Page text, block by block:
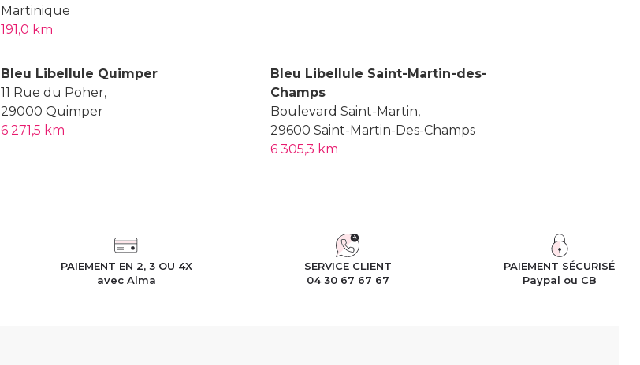
Martinique
191,0 km
Bleu Libellule Quimper
11 Rue du Poher,
29000 Quimper
6 271,5 km
Bleu Libellule Saint-Martin-des-
Champs
Boulevard Saint-Martin,
29600 Saint-Martin-Des-Champs
6 305,3 km
PAIEMENT EN 2, 3 OU 4X
avec Alma
SERVICE CLIENT
04 30 67 67 67
PAIEMENT SÉCURISÉ
Paypal ou CB